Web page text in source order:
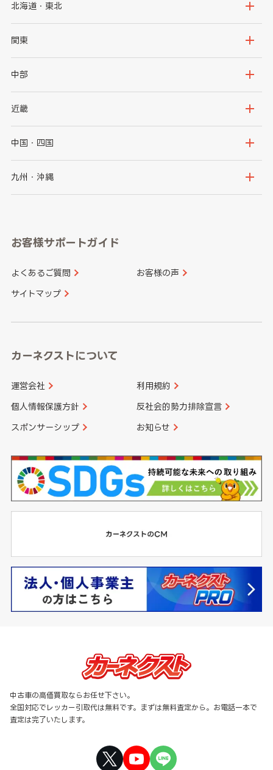
北海道・東北
北海道
岩手県
秋田県
関東
茨城県
群馬県
千葉県
中部
新潟県
石川県
山梨県
愛知県
近畿
大阪府
京都府
和歌山県
中国・四国
鳥取県
山口県
香川県 愛媛県
九州・沖縄
長崎県
大分県 宮崎県
お客様サポートガイド
よくあるご質問 お客様の声
サイトマップ
カーネクストについて
運営会社 利用規約
個人情報保護方針 反社会的勢力排除宣言
スポンサーシップ お知らせ
中古車の高価買取ならお任せ下さい。
全国対応でレッカー引取代は無料です。まずは無料査定から。お電話一本で
査定は完了いたします。